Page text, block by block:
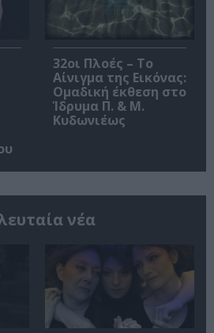
32οι Πλοές – Το
Αίνιγμα της Εικόνας:
Ομαδική έκθεση στο
Ίδρυμα Π. & Μ.
Κυδωνιέως
νέα